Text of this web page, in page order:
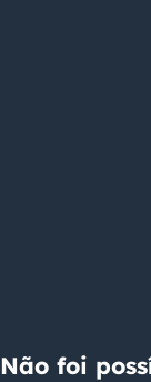
Não foi